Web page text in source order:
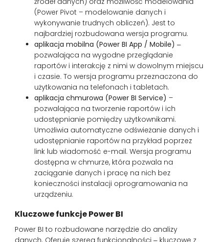
(Power Pivot – modelowanie danych i
wykonywanie trudnych obliczeń). Jest to
najbardziej rozbudowana wersja programu.
aplikacja mobilna (Power BI App / Mobile) ‒
pozwalająca na wygodne przeglądanie
raportów i interakcję z nimi w dowolnym miejscu
i czasie. To wersja programu przeznaczona do
użytkowania na telefonach i tabletach.
aplikacja chmurowa (Power BI Service) –
pozwalająca na tworzenie raportów i ich
udostępnianie pomiędzy użytkownikami.
Umożliwia automatyczne odświeżanie danych i
udostępnianie raportów na przykład poprzez
link lub wiadomość e-mail. Wersja programu
dostępna w chmurze, która pozwala na
zaciąganie danych i pracę na nich bez
konieczności instalacji oprogramowania na
urządzeniu.
Kluczowe funkcje Power BI
Power BI to rozbudowane narzędzie do analizy